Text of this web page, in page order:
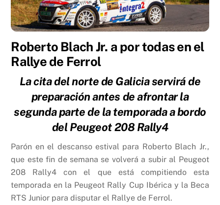
Roberto Blach Jr. a por todas en el
Rallye de Ferrol
La cita del norte de Galicia servirá de
preparación antes de afrontar la
segunda parte de la temporada a bordo
del Peugeot 208 Rally4
Parón en el descanso estival para Roberto Blach Jr.,
que este fin de semana se volverá a subir al Peugeot
208 Rally4 con el que está compitiendo esta
temporada en la Peugeot Rally Cup Ibérica y la Beca
RTS Junior para disputar el Rallye de Ferrol.